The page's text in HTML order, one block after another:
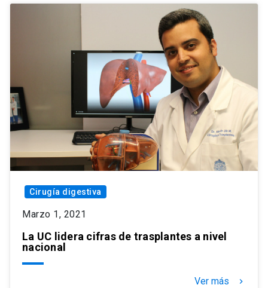
Cirugía digestiva
Marzo 1, 2021
La UC lidera cifras de trasplantes a nivel
nacional
Ver más keyboard_arrow_right